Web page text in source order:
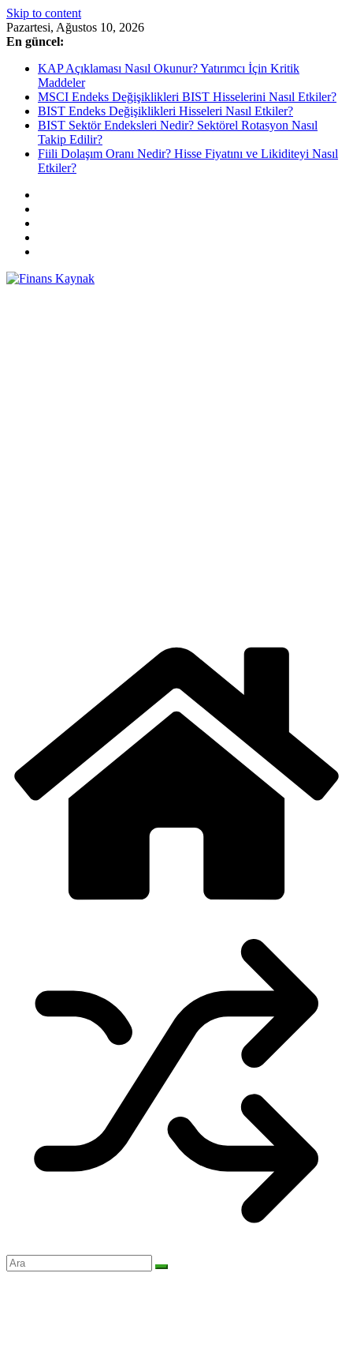
Skip to content
Pazartesi, Ağustos 10, 2026
En güncel:
KAP Açıklaması Nasıl Okunur? Yatırımcı İçin Kritik
Maddeler
MSCI Endeks Değişiklikleri BIST Hisselerini Nasıl Etkiler?
BIST Endeks Değişiklikleri Hisseleri Nasıl Etkiler?
BIST Sektör Endeksleri Nedir? Sektörel Rotasyon Nasıl
Takip Edilir?
Fiili Dolaşım Oranı Nedir? Hisse Fiyatını ve Likiditeyi Nasıl
Etkiler?